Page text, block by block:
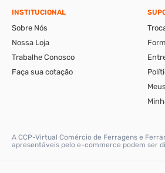
INSTITUCIONAL
Sobre Nós
Nossa Loja
Trabalhe Conosco
Faça sua cotação
A CCP-Virtual Comércio de Ferragens e
apresentáveis pelo e-commerce podem ser